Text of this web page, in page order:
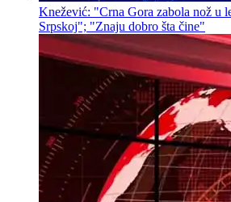
Knežević: "Crna Gora zabola nož u
Srpskoj"; "Znaju dobro šta čine"